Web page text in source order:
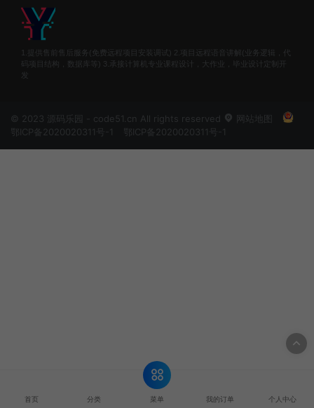
1.提供售前售后服务(免费远程项目安装调试) 2.项目远程语音讲解(业务逻辑，代
码项目结构，数据库等) 3.承接计算机专业课程设计，大作业，毕业设计定制开
发
© 2023 源码乐园 - code51.cn All rights reserved
网站地图
鄂ICP备2020020311号-1
鄂ICP备2020020311号-1
首页 分类 菜单 我的订单 个人中心